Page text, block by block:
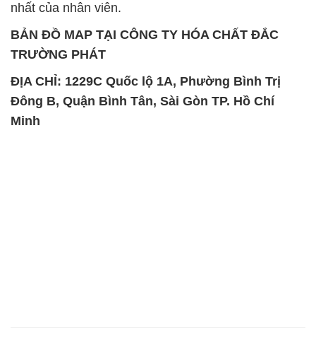
nhất của nhân viên.
BẢN ĐỒ MAP TẠI CÔNG TY HÓA CHẤT ĐẮC
TRƯỜNG PHÁT
ĐỊA CHỈ: 1229C Quốc lộ 1A, Phường Bình Trị
Đông B, Quận Bình Tân, Sài Gòn TP. Hồ Chí
Minh